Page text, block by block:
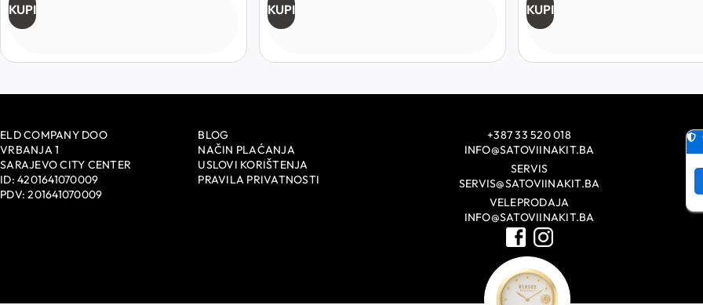
KUPI KUPI KUPI
ELD COMPANY DOO
VRBANJA 1
SARAJEVO CITY CENTER
ID: 4201641070009
PDV: 201641070009
BLOG
NAČIN PLAĆANJA
USLOVI KORIŠTENJA
PRAVILA PRIVATNOSTI
+387 33 520 018
INFO@SATOVIINAKIT.BA
SERVIS
SERVIS@SATOVIINAKIT.BA
VELEPRODAJA
INFO@SATOVIINAKIT.BA